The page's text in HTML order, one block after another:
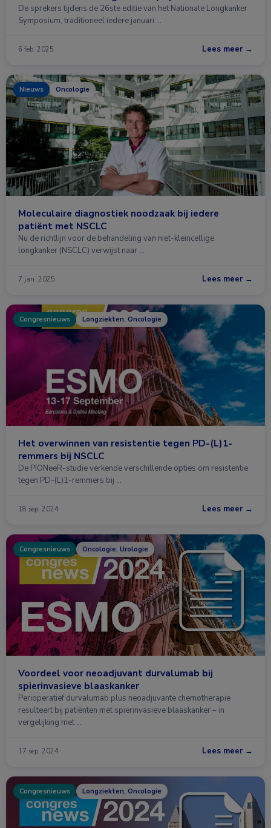
De sprekers tijdens de 26ste editie van het Nationale Longkanker
Symposium, traditioneel iedere januari …
6 feb. 2025 Lees meer →
Nieuws Oncologie
Moleculaire diagnostiek noodzaak bij iedere
patiënt met NSCLC
Nu de richtlijn voor de behandeling van niet-kleincellige
longkanker (NSCLC) verwijst naar …
7 jan. 2025 Lees meer →
Congresnieuws Longziekten, Oncologie
Het overwinnen van resistentie tegen PD-(L)1-
remmers bij NSCLC
De PIONeeR-studie verkende verschillende opties om resistentie
tegen PD-(L)1-remmers bij …
18 sep. 2024 Lees meer →
Congresnieuws Oncologie, Urologie
Voordeel voor neoadjuvant durvalumab bij
spierinvasieve blaaskanker
Perioperatief durvalumab plus neoadjuvante chemotherapie
resulteert bij patiënten met spierinvasieve blaaskanker – in
vergelijking met …
17 sep. 2024 Lees meer →
Congresnieuws Longziekten, Oncologie